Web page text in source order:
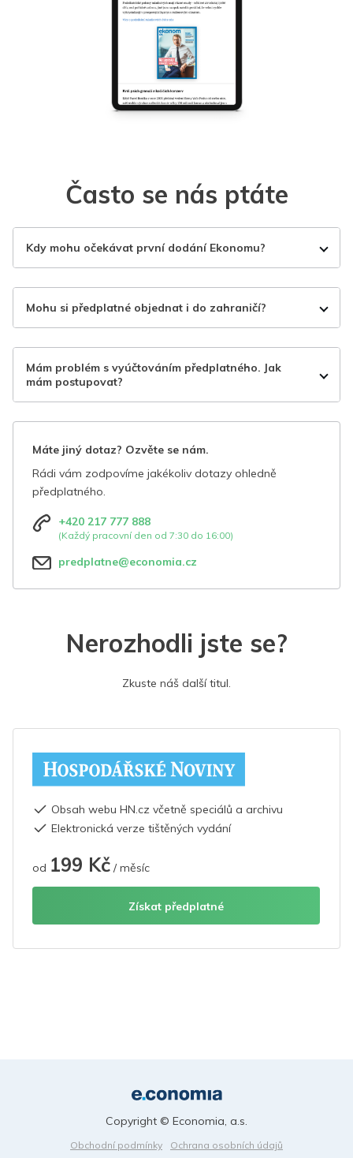
Často se nás ptáte
Kdy mohu očekávat první dodání Ekonomu?
Mohu si předplatné objednat i do zahraničí?
Mám problém s vyúčtováním předplatného. Jak
mám postupovat?
Máte jiný dotaz? Ozvěte se nám.
Rádi vám zodpovíme jakékoliv dotazy ohledně
předplatného.
+420 217 777 888
(Každý pracovní den od 7:30 do 16:00)
predplatne@economia.cz
Nerozhodli jste se?
Zkuste náš další titul.
Obsah webu HN.cz včetně speciálů a archivu
Elektronická verze tištěných vydání
od 199 Kč / měsíc
Získat předplatné
Obchodní podmínky
Ochrana osobních údajů
Copyright © Economia, a.s.